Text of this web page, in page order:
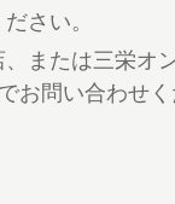
ライン
さい。
または三栄オ
お問い合わせ